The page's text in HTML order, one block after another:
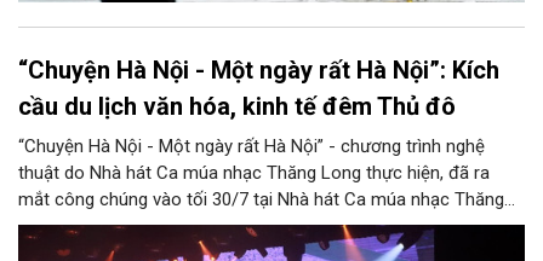
“Chuyện Hà Nội - Một ngày rất Hà Nội”: Kích
cầu du lịch văn hóa, kinh tế đêm Thủ đô
“Chuyện Hà Nội - Một ngày rất Hà Nội” - chương trình nghệ
thuật do Nhà hát Ca múa nhạc Thăng Long thực hiện, đã ra
mắt công chúng vào tối 30/7 tại Nhà hát Ca múa nhạc Thăng
Long (số 31 - 33 phố Lương Văn Can, phường Hoàn Kiếm).